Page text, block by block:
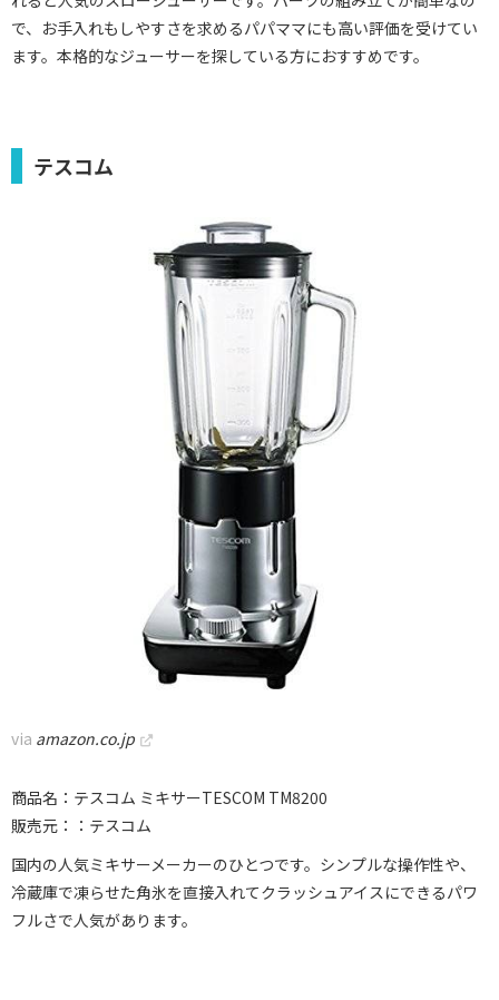
で、お手入れもしやすさを求めるパパママにも高い評価を受けてい
ます。本格的なジューサーを探している方におすすめです。
テスコム
via amazon.co.jp
商品名：テスコム ミキサーTESCOM TM8200
販売元：：テスコム
国内の人気ミキサーメーカーのひとつです。シンプルな操作性や、
冷蔵庫で凍らせた角氷を直接入れてクラッシュアイスにできるパワ
フルさで人気があります。